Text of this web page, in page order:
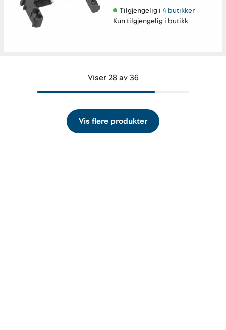
Tilgjengelig i 4 butikker
Kun tilgjengelig i butikk
Viser 28 av 36
Vis flere produkter